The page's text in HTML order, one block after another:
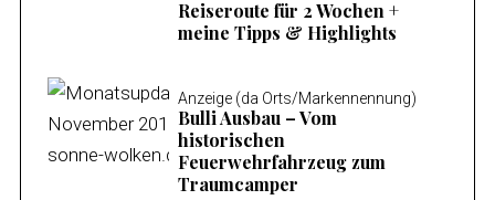
Reiseroute für 2 Wochen +
meine Tipps & Highlights
Anzeige (da Orts/Markennennung)
Bulli Ausbau – Vom
historischen
Feuerwehrfahrzeug zum
Traumcamper